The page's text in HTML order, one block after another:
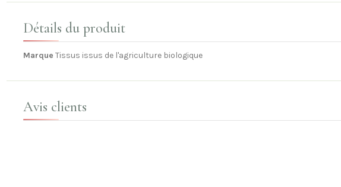
Détails du produit
Marque Tissus issus de l'agriculture biologique
Avis clients